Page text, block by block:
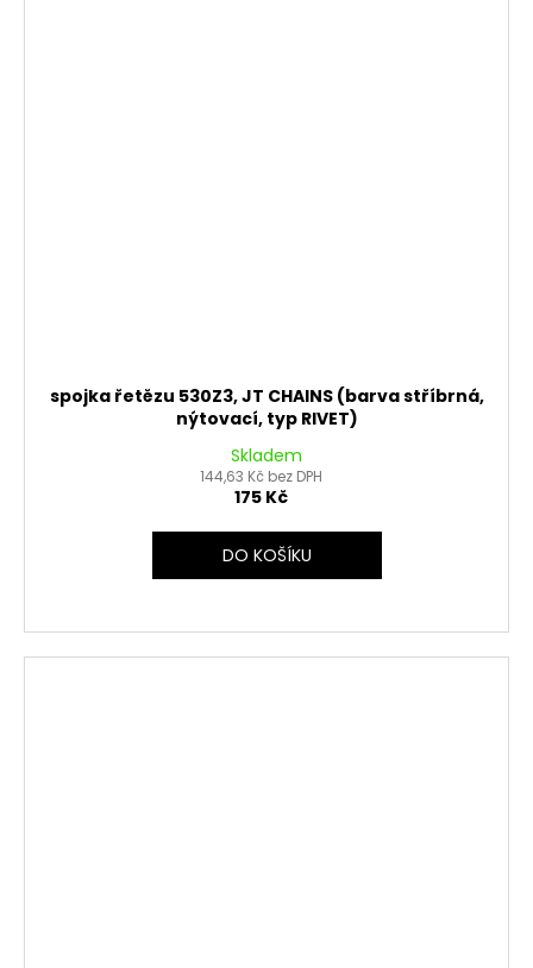
spojka řetězu 530Z3, JT CHAINS (barva stříbrná,
nýtovací, typ RIVET)
Skladem
144,63 Kč bez DPH
175 Kč
DO KOŠÍKU